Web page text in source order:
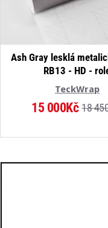
TeckWrap
Ash Gray lesklá
RB13 - HD -
15 000Kč 18